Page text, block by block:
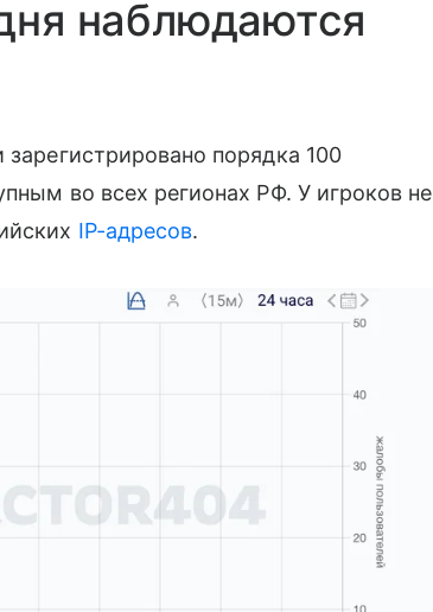
наблюдаются
порядка 100
во всех регионах РФ. У игроков не
IP-адресов.